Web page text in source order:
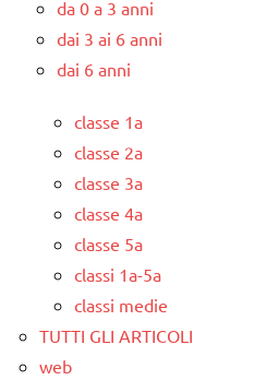
da 0 a 3 anni
dai 3 ai 6 anni
dai 6 anni
classe 1a
classe 2a
classe 3a
classe 4a
classe 5a
classi 1a-5a
classi medie
TUTTI GLI ARTICOLI
web